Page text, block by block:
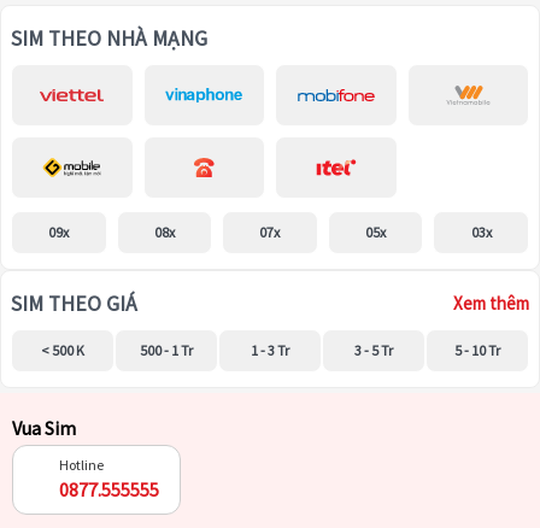
SIM THEO NHÀ MẠNG
09x 08x 07x 05x 03x
SIM THEO GIÁ Xem thêm
< 500 K 500 - 1 Tr 1 - 3 Tr 3 - 5 Tr 5 - 10 Tr
Vua Sim
Hotline
0877.555555